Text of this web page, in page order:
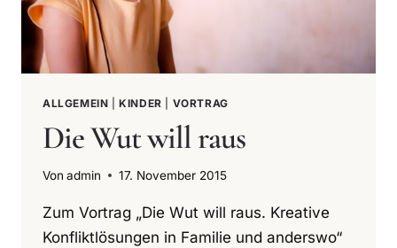
ALLGEMEIN |KINDER VORTRAG
Die Wut will raus
Von admin 17. November 2015
Zum Vortrag „Die Wut will raus. Kreative
Konfliktlösungen in Familie und anderswo“